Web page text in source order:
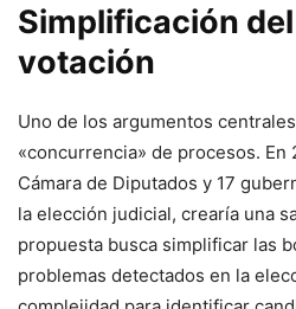
Simplificación
votación
Uno de los argumentos
«concurrencia» de procesos. En
Cámara de Diputados y 17
la elección judicial, crearía una
propuesta busca simplificar las
problemas detectados en la